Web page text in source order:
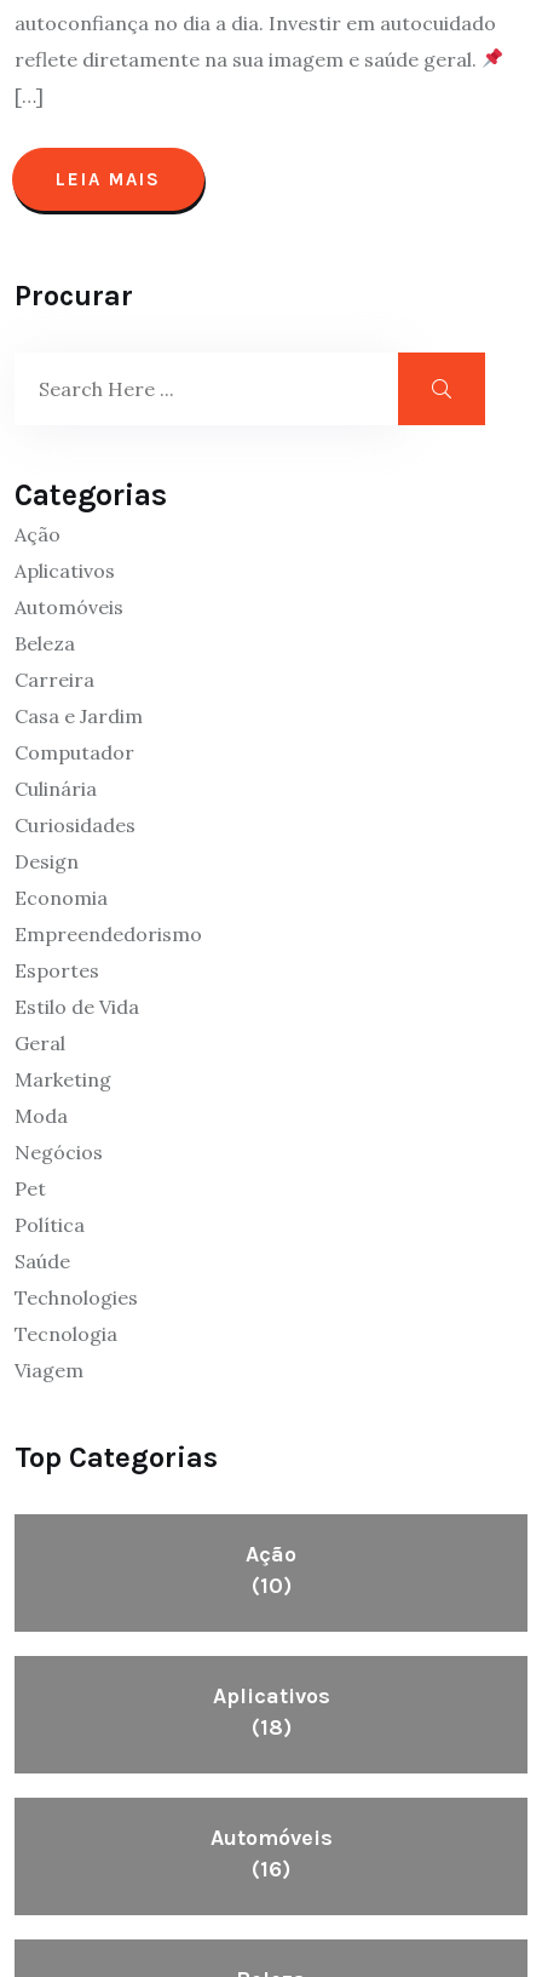
autoconfiança no dia a dia. Investir em autocuidado
reflete diretamente na sua imagem e saúde geral.
[…]
LEIA MAIS
Procurar
Categorias
Ação
Aplicativos
Automóveis
Beleza
Carreira
Casa e Jardim
Computador
Culinária
Curiosidades
Design
Economia
Empreendedorismo
Esportes
Estilo de Vida
Geral
Marketing
Moda
Negócios
Pet
Política
Saúde
Technologies
Tecnologia
Viagem
Top Categorias
Ação
(10)
Aplicativos
(18)
Automóveis
(16)